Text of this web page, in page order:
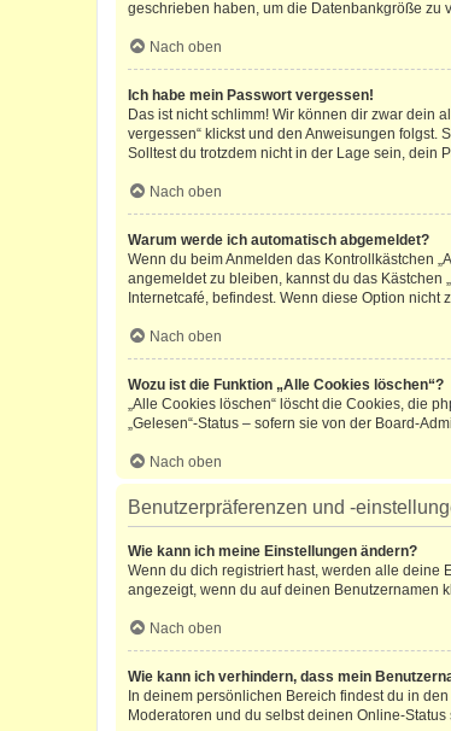
geschrieben haben, um die Datenbankgröße zu
Nach oben
Ich habe mein Passwort vergessen!
Das ist nicht schlimm! Wir können dir zwar dein
vergessen“ klickst und den Anweisungen folgst.
Solltest du trotzdem nicht in der Lage sein, dein
Nach oben
Warum werde ich automatisch abgemeldet?
Wenn du beim Anmelden das Kontrollkästchen
angemeldet zu bleiben, kannst du das Kästchen
Internetcafé, befindest. Wenn diese Option
Nach oben
Wozu ist die Funktion „Alle Cookies löschen“?
„Alle Cookies löschen“ löscht die Cookies, die
„Gelesen“-Status – sofern sie von der Board-
Nach oben
Benutzerpräferenzen und -
Wie kann ich meine Einstellungen ändern?
Wenn du dich registriert hast, werden alle deine
angezeigt, wenn du auf deinen Benutzernamen
Nach oben
Wie kann ich verhindern, dass mein
In deinem persönlichen Bereich findest du in
Moderatoren und du selbst deinen Online-